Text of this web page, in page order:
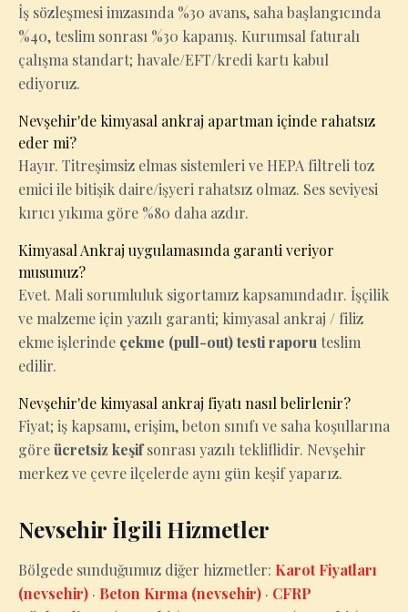
İş sözleşmesi imzasında %30 avans, saha başlangıcında
%40, teslim sonrası %30 kapanış. Kurumsal faturalı
çalışma standart; havale/EFT/kredi kartı kabul
ediyoruz.
Nevşehir'de kimyasal ankraj apartman içinde rahatsız
eder mi?
Hayır. Titreşimsiz elmas sistemleri ve HEPA filtreli toz
emici ile bitişik daire/işyeri rahatsız olmaz. Ses seviyesi
kırıcı yıkıma göre %80 daha azdır.
Kimyasal Ankraj uygulamasında garanti veriyor
musunuz?
Evet. Mali sorumluluk sigortamız kapsamındadır. İşçilik
ve malzeme için yazılı garanti; kimyasal ankraj / filiz
ekme işlerinde çekme (pull-out) testi raporu teslim
edilir.
Nevşehir'de kimyasal ankraj fiyatı nasıl belirlenir?
Fiyat; iş kapsamı, erişim, beton sınıfı ve saha koşullarına
göreücretsiz keşifsonrası yazılı tekliflidir. Nevşehir
merkez ve çevre ilçelerde aynı gün keşif yaparız.
Nevsehir İlgili Hizmetler
Bölgede sunduğumuz diğer hizmetler: Karot Fiyatları
(nevsehir) · Beton Kırma (nevsehir) · CFRP